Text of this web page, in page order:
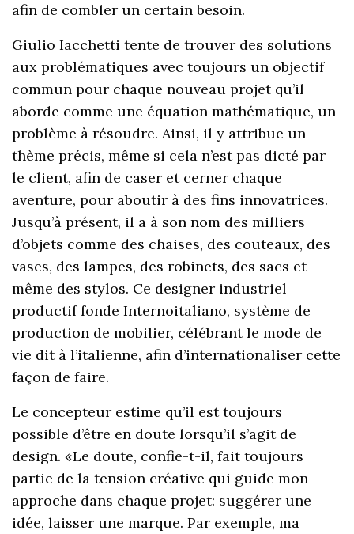
afin de combler un certain besoin.
Giulio Iacchetti tente de trouver des solutions
aux problématiques avec toujours un objectif
commun pour chaque nouveau projet qu’il
aborde comme une équation mathématique, un
problème à résoudre. Ainsi, il y attribue un
thème précis, même si cela n’est pas dicté par
le client, afin de caser et cerner chaque
aventure, pour aboutir à des fins innovatrices.
Jusqu’à présent, il a à son nom des milliers
d’objets comme des chaises, des couteaux, des
vases, des lampes, des robinets, des sacs et
même des stylos. Ce designer industriel
productif fonde Internoitaliano, système de
production de mobilier, célébrant le mode de
vie dit à l’italienne, afin d’internationaliser cette
façon de faire.
Le concepteur estime qu’il est toujours
possible d’être en doute lorsqu’il s’agit de
design. «Le doute, confie-t-il, fait toujours
partie de la tension créative qui guide mon
approche dans chaque projet: suggérer une
idée, laisser une marque. Par exemple, ma